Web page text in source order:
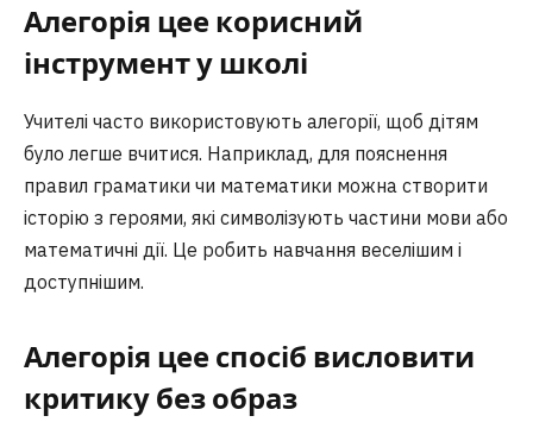
Алегорія цее корисний
інструмент у школі
Учителі часто використовують алегорії, щоб дітям
було легше вчитися. Наприклад, для пояснення
правил граматики чи математики можна створити
історію з героями, які символізують частини мови або
математичні дії. Це робить навчання веселішим і
доступнішим.
Алегорія цее спосіб висловити
критику без образ